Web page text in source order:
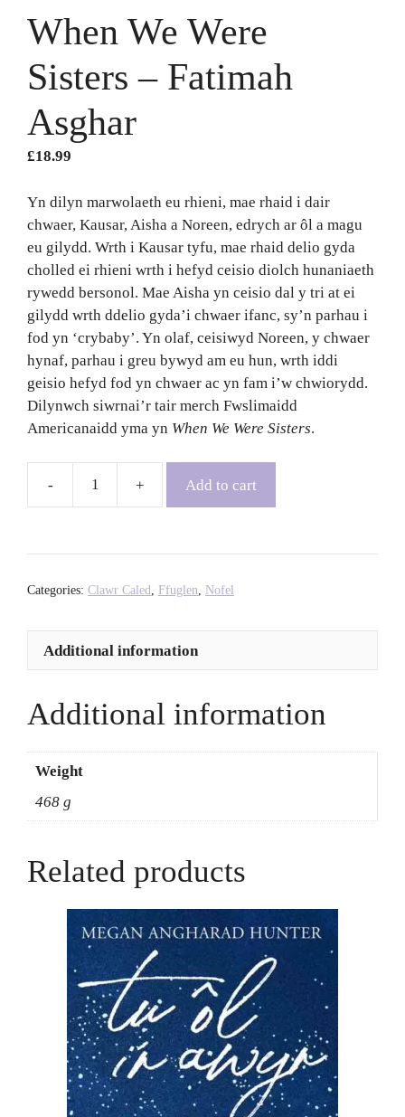
When We Were
Sisters – Fatimah
Asghar
£18.99
Yn dilyn marwolaeth eu rhieni, mae rhaid i dair
chwaer, Kausar, Aisha a Noreen, edrych ar ôl a magu
eu gilydd. Wrth i Kausar tyfu, mae rhaid delio gyda
cholled ei rhieni wrth i hefyd ceisio diolch hunaniaeth
rywedd bersonol. Mae Aisha yn ceisio dal y tri at ei
gilydd wrth ddelio gyda’i chwaer ifanc, sy’n parhau i
fod yn ‘crybaby’. Yn olaf, ceisiwyd Noreen, y chwaer
hynaf, parhau i greu bywyd am eu hun, wrth iddi
geisio hefyd fod yn chwaer ac yn fam i’w chwiorydd.
Dilynwch siwrnai’r tair merch Fwslimaidd
Americanaidd yma yn When We Were Sisters.
When
-
Asghar
quantity
Add to cart
Categories: Clawr Caled, Ffuglen, Nofel
Additional information
Additional information
Weight
468 g
Related products